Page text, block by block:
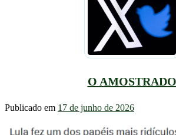
O AMOSTRADO
Publicado em 17 de junho de 2026